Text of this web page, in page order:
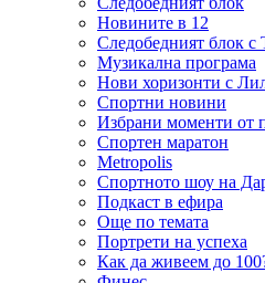
Новините в 12
Следобедният блок с
Музикална програма
Нови хоризонти с
Спортни новини
Избрани моменти от
Спортен маратон
Metropolis
Спортното шоу на
Подкаст в ефира
Още по темата
Портрети на успеха
Как да живеем до